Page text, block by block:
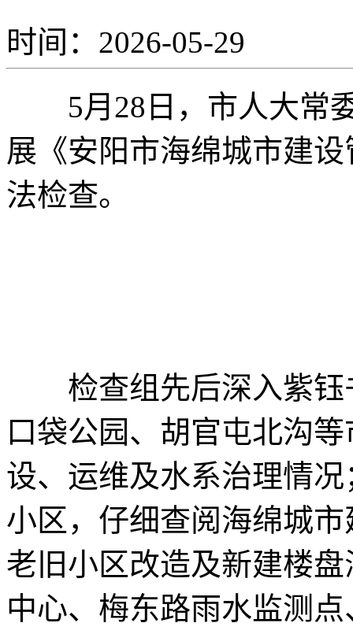
时间：2026-05-29
5月28日，市人大常委
展《安阳市海绵城市建
法检查。
检查组先后深入紫钰
口袋公园、胡官屯北沟
设、运维及水系治理情
小区，仔细查阅海绵城
老旧小区改造及新建楼
中心、梅东路雨水监测